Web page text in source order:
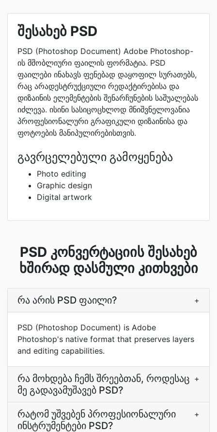
შესახებ PSD
PSD (Photoshop Document) Adobe Photoshop-
ის მშობლიური ფაილის ფორმატია. PSD
ფაილები ინახავს ფენებად დაყოფილ სურათებს,
რაც არადესტრუქციული რედაქტირებისა და
დიზაინის ელემენტების შენარჩუნების საშუალებას
იძლევა. ისინი სასიცოცხლოდ მნიშვნელოვანია
პროფესიონალური გრაფიკული დიზაინისა და
ფოტოების მანიპულირებისთვის.
გავრცელებული გამოყენება
Photo editing
Graphic design
Digital artwork
PSD კონვერტაციის შესახებ
ხშირად დასმული კითხვები
რა არის PSD ფაილი? +
PSD (Photoshop Document) is Adobe
Photoshop's native format that preserves layers
and editing capabilities.
რა მოხდება ჩემს შრეებთან, როდესაც
მე გადავამუშავებ PSD?
+
რატომ უშვებენ პროფესიონალური
ინსტრუმენტები PSD?
+